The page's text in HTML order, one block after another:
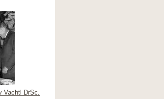
Vachtl DrSc.